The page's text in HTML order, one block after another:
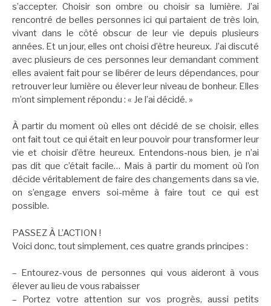
s’accepter. Choisir son ombre ou choisir sa lumière. J’ai
rencontré de belles personnes ici qui partaient de très loin,
vivant dans le côté obscur de leur vie depuis plusieurs
années. Et un jour, elles ont choisi d’être heureux. J’ai discuté
avec plusieurs de ces personnes leur demandant comment
elles avaient fait pour se libérer de leurs dépendances, pour
retrouver leur lumière ou élever leur niveau de bonheur. Elles
m’ont simplement répondu : « Je l’ai décidé. »
À partir du moment où elles ont décidé de se choisir, elles
ont fait tout ce qui était en leur pouvoir pour transformer leur
vie et choisir d’être heureux. Entendons-nous bien, je n’ai
pas dit que c’était facile… Mais à partir du moment où l’on
décide véritablement de faire des changements dans sa vie,
on s’engage envers soi-même à faire tout ce qui est
possible.
PASSEZ À L’ACTION !
Voici donc, tout simplement, ces quatre grands principes :
– Entourez-vous de personnes qui vous aideront à vous
élever au lieu de vous rabaisser
– Portez votre attention sur vos progrès, aussi petits